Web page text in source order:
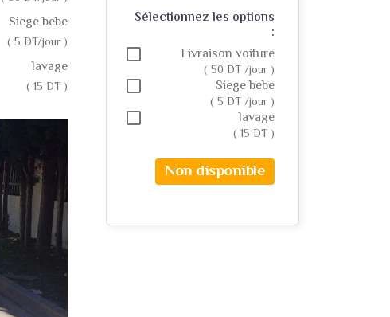
Sélectionnez les options
:
Livraison voiture
( 50 DT /jour )
Siege bebe
( 5 DT /jour )
lavage
( 15 DT )
Non disponible
Siege bebe
( 5 DT/jour )
lavage
( 15 DT )